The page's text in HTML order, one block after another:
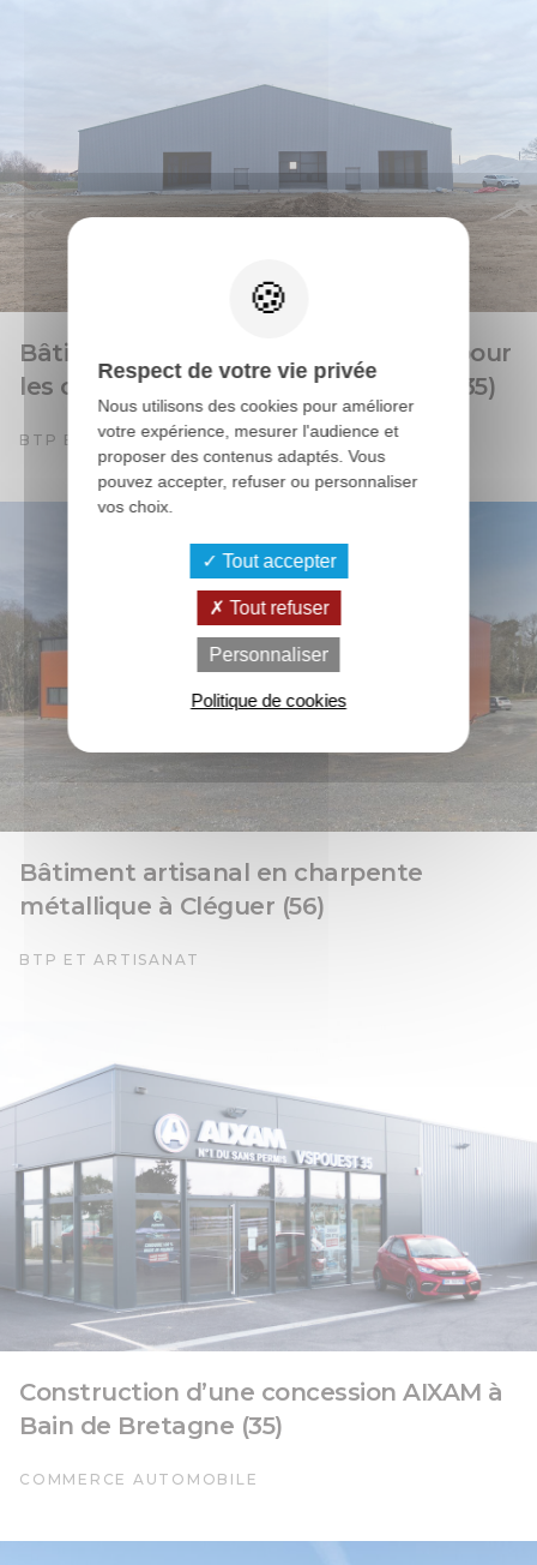
Bâtiment en charpente métallique pour
les carrières Henry Frères à Javené (35)
BTP ET ARTISANAT
Bâtiment artisanal en charpente
métallique à Cléguer (56)
BTP ET ARTISANAT
Construction d’une concession AIXAM à
Bain de Bretagne (35)
COMMERCE AUTOMOBILE
Respect de votre vie privée
Nous utilisons des cookies pour améliorer
votre expérience, mesurer l'audience et
proposer des contenus adaptés. Vous
pouvez accepter, refuser ou personnaliser
vos choix.
Tout accepter
Tout refuser
Personnaliser
Politique de cookies